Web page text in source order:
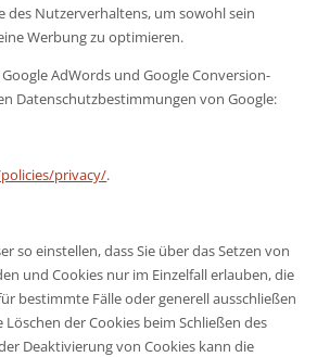
des Nutzerverhaltens, um sowohl sein
Werbung zu optimieren.
AdWords und Google Conversion-
Datenschutzbestimmungen von Google:
privacy/.
so einstellen, dass Sie über das Setzen von
und Cookies nur im Einzelfall erlauben, die
bestimmte Fälle oder generell ausschließen
der Cookies beim Schließen des
Deaktivierung von Cookies kann die